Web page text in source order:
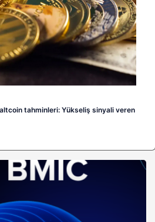
tahminleri: Yükseliş sinyali veren